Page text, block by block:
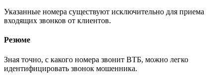
Указанные номера существуют исключительно для приема
входящих звонков от клиентов.
Резюме
Зная точно, с какого номера звонит ВТБ, можно легко
идентифицировать звонок мошенника.